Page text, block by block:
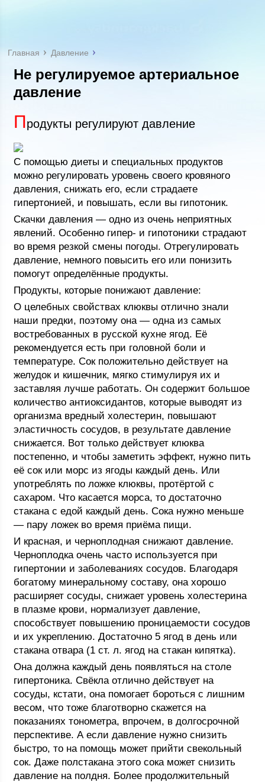
Главная Давление
Не регулируемое артериальное
давление
Продукты регулируют давление
С помощью диеты и специальных продуктов
можно регулировать уровень своего кровяного
давления, снижать его, если страдаете
гипертонией, и повышать, если вы гипотоник.
Скачки давления — одно из очень неприятных
явлений. Особенно гипер- и гипотоники страдают
во время резкой смены погоды. Отрегулировать
давление, немного повысить его или понизить
помогут определённые продукты.
Продукты, которые понижают давление:
О целебных свойствах клюквы отлично знали
наши предки, поэтому она — одна из самых
востребованных в русской кухне ягод. Её
рекомендуется есть при головной боли и
температуре. Сок положительно действует на
желудок и кишечник, мягко стимулируя их и
заставляя лучше работать. Он содержит большое
количество антиоксидантов, которые выводят из
организма вредный холестерин, повышают
эластичность сосудов, в результате давление
снижается. Вот только действует клюква
постепенно, и чтобы заметить эффект, нужно пить
её сок или морс из ягоды каждый день. Или
употреблять по ложке клюквы, протёртой с
сахаром. Что касается морса, то достаточно
стакана с едой каждый день. Сока нужно меньше
— пару ложек во время приёма пищи.
И красная, и черноплодная снижают давление.
Черноплодка очень часто используется при
гипертонии и заболеваниях сосудов. Благодаря
богатому минеральному составу, она хорошо
расширяет сосуды, снижает уровень холестерина
в плазме крови, нормализует давление,
способствует повышению проницаемости сосудов
и их укреплению. Достаточно 5 ягод в день или
стакана отвара (1 ст. л. ягод на стакан кипятка).
Она должна каждый день появляться на столе
гипертоника. Свёкла отлично действует на
сосуды, кстати, она помогает бороться с лишним
весом, что тоже благотворно скажется на
показаниях тонометра, впрочем, в долгосрочной
перспективе. А если давление нужно снизить
быстро, то на помощь может прийти свекольный
сок. Даже полстакана этого сока может снизить
давление на полдня. Более продолжительный